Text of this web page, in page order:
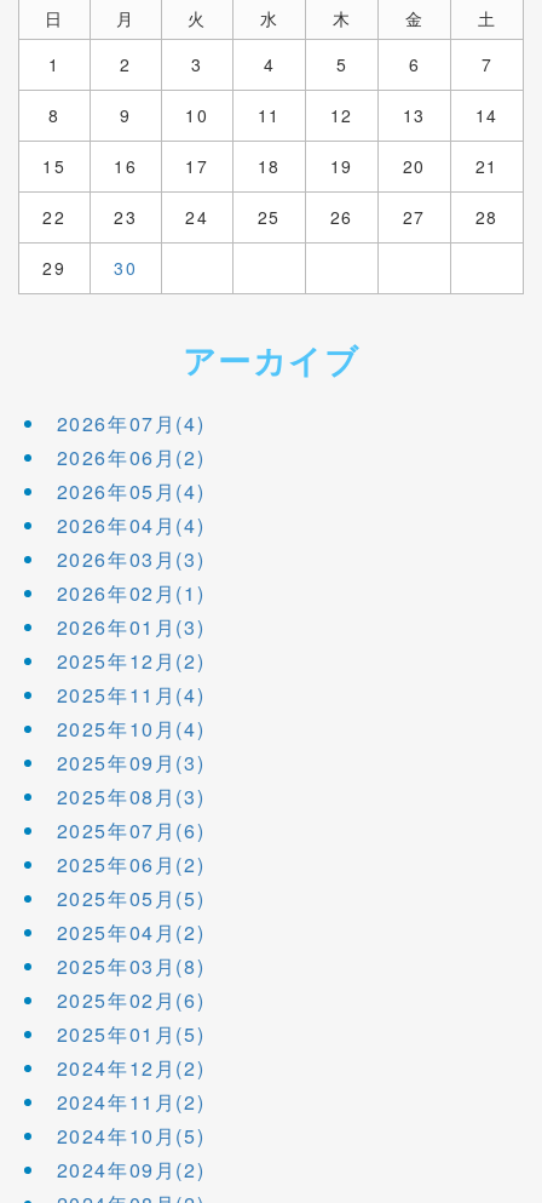
日
月 火 水 木 金
土
1
2 3 4 5 6 7
8 9 10 11 12 13 14
15 16 17 18 19 20 21
22 23 24 25 26 27 28
29 30
アーカイブ
2026年07月(4)
2026年06月(2)
2026年05月(4)
2026年04月(4)
2026年03月(3)
2026年02月(1)
2026年01月(3)
2025年12月(2)
2025年11月(4)
2025年10月(4)
2025年09月(3)
2025年08月(3)
2025年07月(6)
2025年06月(2)
2025年05月(5)
2025年04月(2)
2025年03月(8)
2025年02月(6)
2025年01月(5)
2024年12月(2)
2024年11月(2)
2024年10月(5)
2024年09月(2)